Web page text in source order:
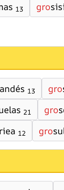
13 gro
13 gro
21 gro
12 gro